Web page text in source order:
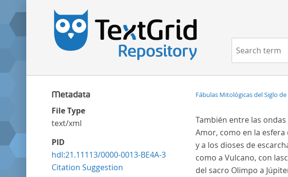
Metadata
File Type
text/xml
PID
hdl:21.11113/0000-0013-BE4A-3
Citation Suggestion
Fábulas Mitológicas del Siglo
También entre las
Amor, como en la esfera
y a los dioses de
como a Vulcano, con
del sacro Olimpo a